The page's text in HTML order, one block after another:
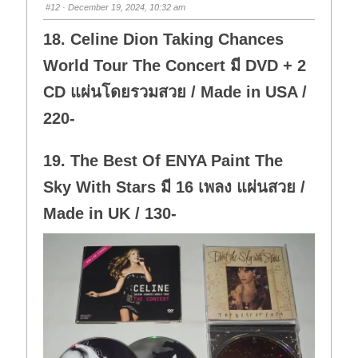
d
o
n
.
u
p
#12 · December 19, 2024, 10:32 am
18. Celine Dion Taking Chances
World Tour The Concert มี DVD + 2
CD แผ่นโดยรวมสวย / Made in USA /
220-
19. The Best Of ENYA Paint The
Sky With Stars มี 16 เพลง แผ่นสวย /
Made in UK / 130-